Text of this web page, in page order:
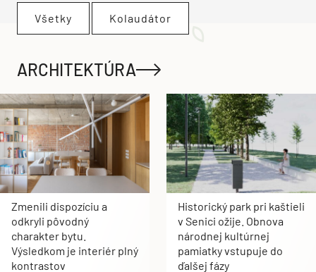
Všetky Kolaudátor
ARCHITEKTÚRA
Zmenili dispozíciu a
odkryli pôvodný
charakter bytu.
Výsledkom je interiér plný
kontrastov
Historický park pri kaštieli
v Senici ožije. Obnova
národnej kultúrnej
pamiatky vstupuje do
ďalšej fázy